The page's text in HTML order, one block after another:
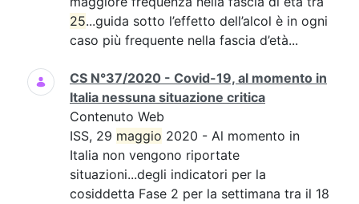
25...guida sotto l’effetto dell’alcol è in ogni
caso più frequente nella fascia d’età...
CS N°37/2020 - Covid-19, al momento in
Italia nessuna situazione critica
Contenuto Web
ISS, 29 maggio 2020 - Al momento in
Italia non vengono riportate
situazioni...degli indicatori per la
cosiddetta Fase 2 per la settimana tra il 18